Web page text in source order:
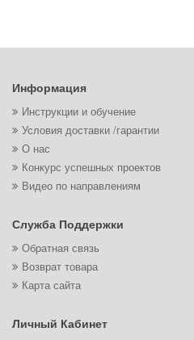
Информация
Инструкции и обучение
Условия доставки /гарантии
О нас
Конкурс успешных проектов
Видео по направлениям
Служба Поддержки
Обратная связь
Возврат товара
Карта сайта
Личный Кабинет